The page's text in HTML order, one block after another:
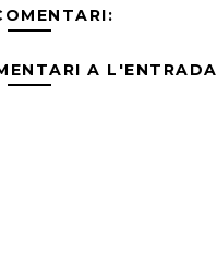
A L'ENTRADA